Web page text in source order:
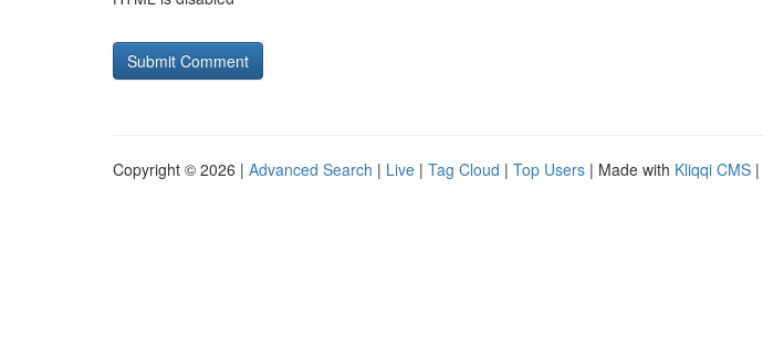
Copyright © 2026 | Advanced Search | Live | Tag Cloud | Top Users | Made with Kliqqi CMS |